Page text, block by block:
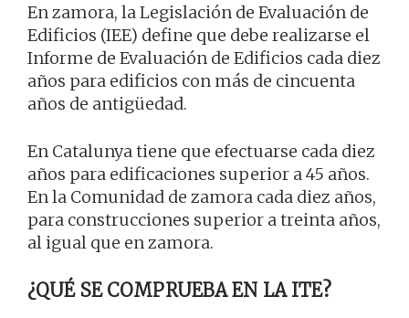
En zamora, la Legislación de Evaluación de
Edificios (IEE) define que debe realizarse el
Informe de Evaluación de Edificios cada diez
años para edificios con más de cincuenta
años de antigüedad.
En Catalunya tiene que efectuarse cada diez
años para edificaciones superior a 45 años.
En la Comunidad de zamora cada diez años,
para construcciones superior a treinta años,
al igual que en zamora.
¿QUÉ SE COMPRUEBA EN LA ITE?